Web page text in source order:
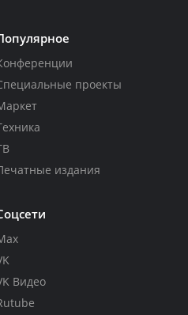
проекты
издания
Видео